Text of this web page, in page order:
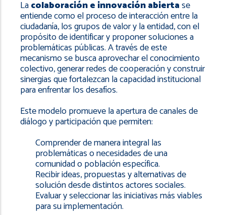
Lacolaboración e innovación abiertase
entiende como el proceso de interacción entre la
ciudadanía, los grupos de valor y la entidad, con el
propósito de identificar y proponer soluciones a
problemáticas públicas. A través de este
mecanismo se busca aprovechar el conocimiento
colectivo, generar redes de cooperación y construir
sinergias que fortalezcan la capacidad institucional
para enfrentar los desafíos.
Este modelo promueve la apertura de canales de
diálogo y participación que permiten:
Comprender de manera integral las
problemáticas o necesidades de una
comunidad o población específica.
Recibir ideas, propuestas y alternativas de
solución desde distintos actores sociales.
Evaluar y seleccionar las iniciativas más viables
para su implementación.